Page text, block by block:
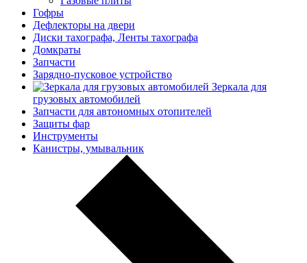
Гофры
Дефлекторы на двери
Диски тахографа, Ленты тахографа
Домкраты
Запчасти
Зарядно-пусковое устройство
Зеркала для
грузовых автомобилей
Запчасти для автономных отопителей
Защиты фар
Инструменты
Канистры, умывальник